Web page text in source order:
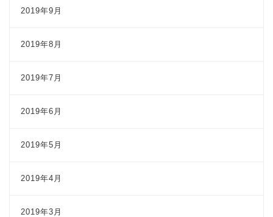
2019年9月
2019年8月
2019年7月
2019年6月
2019年5月
2019年4月
2019年3月